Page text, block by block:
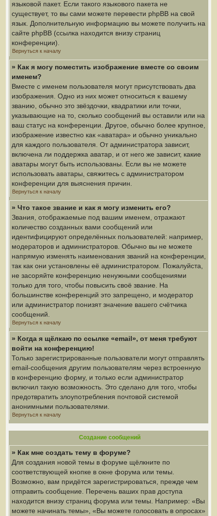
языковой пакет. Если такого языкового пакета не
существует, то вы сами можете перевести phpBB на свой
язык. Дополнительную информацию вы можете получить на
сайте phpBB (ссылка находится внизу страниц
конференции).
Вернуться к началу
» Как я могу поместить изображение вместе со своим
именем?
Вместе с именем пользователя могут присутствовать два
изображения. Одно из них может относиться к вашему
званию, обычно это звёздочки, квадратики или точки,
указывающие на то, сколько сообщений вы оставили или на
ваш статус на конференции. Другое, обычно более крупное,
изображение известно как «аватара» и обычно уникально
для каждого пользователя. От администратора зависит,
включена ли поддержка аватар, и от него же зависит, какие
аватары могут быть использованы. Если вы не можете
использовать аватары, свяжитесь с администратором
конференции для выяснения причин.
Вернуться к началу
» Что такое звание и как я могу изменить его?
Звания, отображаемые под вашим именем, отражают
количество созданных вами сообщений или
идентифицируют определённых пользователей: например,
модераторов и администраторов. Обычно вы не можете
напрямую изменять наименования званий на конференции,
так как они установлены её администратором. Пожалуйста,
не засоряйте конференцию ненужными сообщениями
только для того, чтобы повысить своё звание. На
большинстве конференций это запрещено, и модератор
или администратор понизят значение вашего счётчика
сообщений.
Вернуться к началу
» Когда я щёлкаю по ссылке «email», от меня требуют
войти на конференцию!
Только зарегистрированные пользователи могут отправлять
email-сообщения другим пользователям через встроенную
в конференцию форму, и только если администратор
включил такую возможность. Это сделано для того, чтобы
предотвратить злоупотребления почтовой системой
анонимными пользователями.
Вернуться к началу
Создание сообщений
» Как мне создать тему в форуме?
Для создания новой темы в форуме щёлкните по
соответствующей кнопке в окне форума или темы.
Возможно, вам придётся зарегистрироваться, прежде чем
отправить сообщение. Перечень ваших прав доступа
находится внизу страниц форума или темы. Например: «Вы
можете начинать темы», «Вы можете голосовать в опросах»